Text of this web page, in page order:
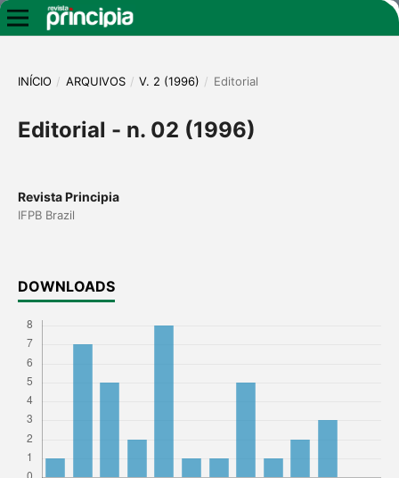
INÍCIO / ARQUIVOS / V. 2 (1996) / Editorial
Editorial - n. 02 (1996)
Revista Principia
IFPB Brazil
DOWNLOADS